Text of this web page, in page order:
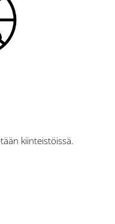
kiinteistöissä.